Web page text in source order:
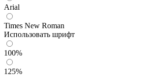
Arial
Times New Roman
Использовать шрифт
100%
125%